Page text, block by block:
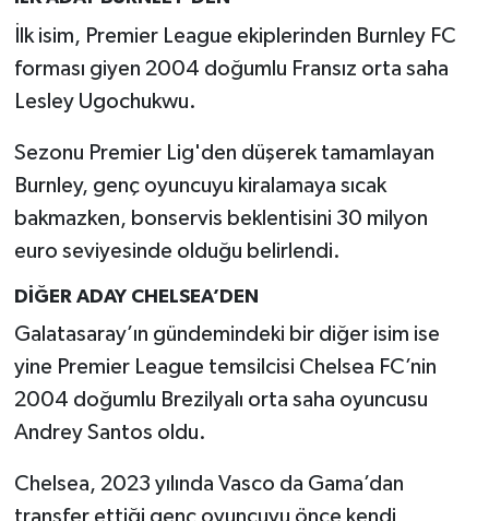
İlk isim, Premier League ekiplerinden Burnley FC
forması giyen 2004 doğumlu Fransız orta saha
Lesley Ugochukwu.
Sezonu Premier Lig'den düşerek tamamlayan
Burnley, genç oyuncuyu kiralamaya sıcak
bakmazken, bonservis beklentisini 30 milyon
euro seviyesinde olduğu belirlendi.
DİĞER ADAY CHELSEA’DEN
Galatasaray’ın gündemindeki bir diğer isim ise
yine Premier League temsilcisi Chelsea FC’nin
2004 doğumlu Brezilyalı orta saha oyuncusu
Andrey Santos oldu.
Chelsea, 2023 yılında Vasco da Gama’dan
Yeme-İçme
Yemek